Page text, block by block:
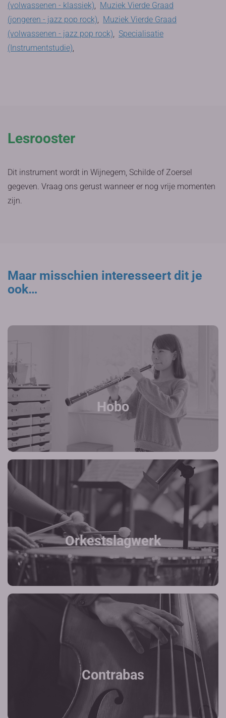
(volwassenen - klassiek), Muziek Vierde Graad
(jongeren - jazz pop rock), Muziek Vierde Graad
(volwassenen - jazz pop rock), Specialisatie
(Instrumentstudie),
Lesrooster
Dit instrument wordt in Wijnegem, Schilde of Zoersel
gegeven. Vraag ons gerust wanneer er nog vrije momenten
zijn.
Maar misschien interesseert dit je
ook…
Hobo
Orkestslagwerk
Contrabas